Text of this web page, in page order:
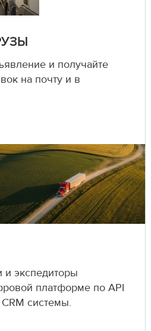
и получайте
на почту и в
экспедиторы
платформе по API
системы.